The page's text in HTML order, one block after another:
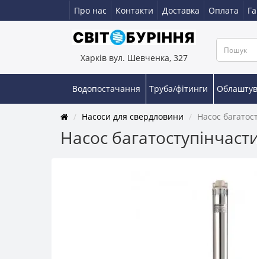
Про нас Контакти Доставка Оплата
Харків вул. Шевченка, 327
Водопостачання Труба/фітинги
Насоси для свердловини Насос
Насос